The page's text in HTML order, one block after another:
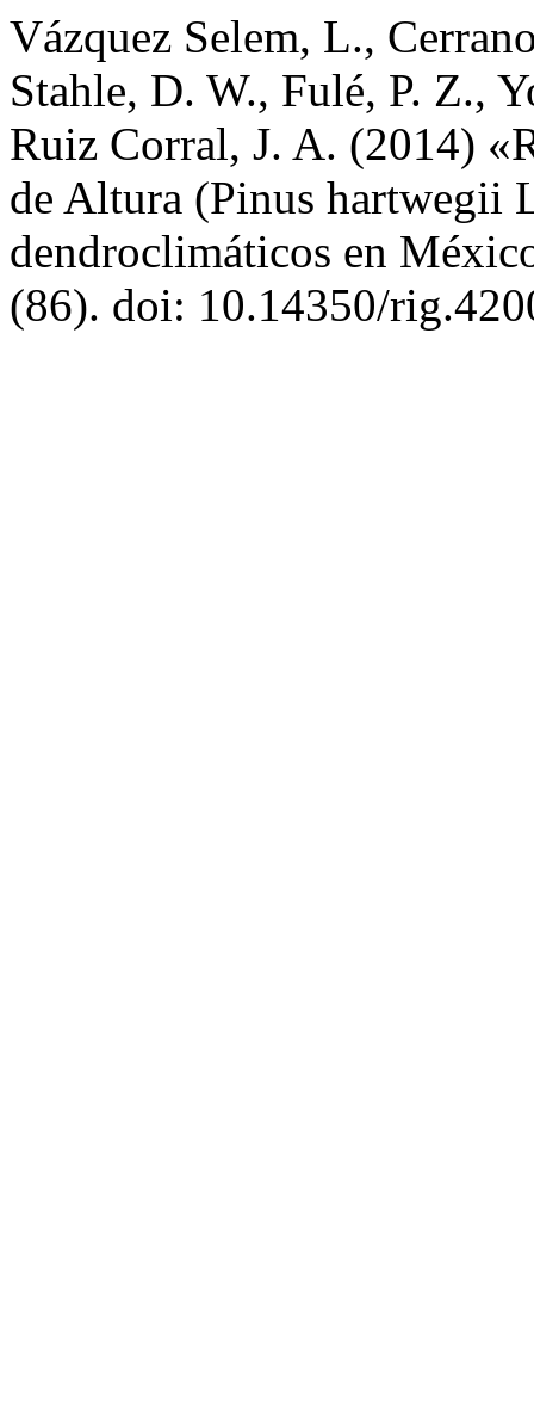
Vázquez Selem, L.,
Stahle, D. W., Fulé, P. Z.,
Ruiz Corral, J. A. (2014)
de Altura (Pinus hartwegii
dendroclimáticos en
(86). doi: 10.14350/